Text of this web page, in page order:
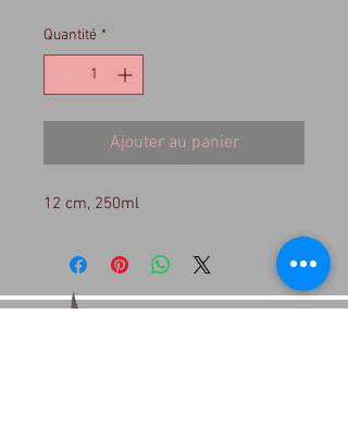
Quantité *
Ajouter au panier
12 cm, 250ml